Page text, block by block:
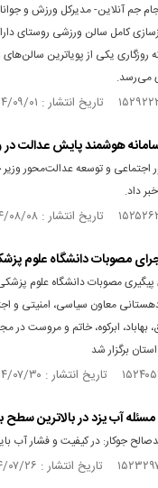
جم آنلاین- مدیرکل ورزش و
کامل سالن ورزشی روستای
روزگاری یکی از پویاترین سالن‌های
می‌رسد.
هوشمند پایش عدالت در
اجتماعی و توسعه عدالت‌محور
داد.
مصوبات دانشگاه علوم
پیگیری مصوبات دانشگاه علوم
معاون سیاسی، امنیتی و
بهاباد، ابرکوه، خاتم و مروست
برگزار شد
آب یزد در بالاترین
جوکار: در کیفیت و فشار آب